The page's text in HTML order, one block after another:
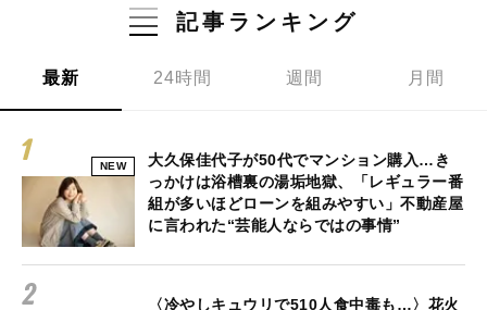
記事ランキング
最新 24時間 週間 月間
NEW
大久保佳代子が50代でマンション購入…き
っかけは浴槽裏の湯垢地獄、「レギュラー番
組が多いほどローンを組みやすい」不動産屋
に言われた“芸能人ならではの事情”
〈冷やしキュウリで510人食中毒も…〉花火